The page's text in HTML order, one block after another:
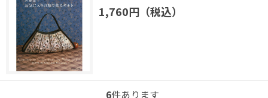
1,760円（税込）
6件あります